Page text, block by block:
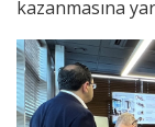
kazanmasına